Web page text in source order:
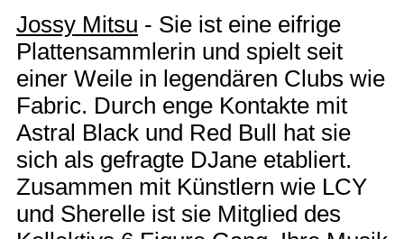
Jossy Mitsu - Sie ist eine eifrige
Plattensammlerin und spielt seit
einer Weile in legendären Clubs wie
Fabric. Durch enge Kontakte mit
Astral Black und Red Bull hat sie
sich als gefragte DJane etabliert.
Zusammen mit Künstlern wie LCY
und Sherelle ist sie Mitglied des